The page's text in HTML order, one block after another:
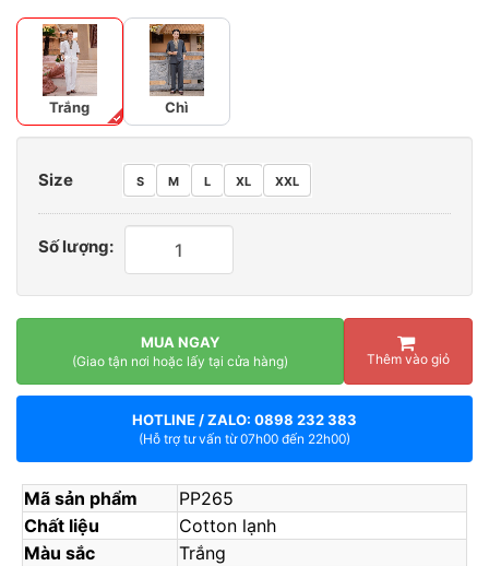
Trắng Chì
Size S M L XL XXL
Số lượng:
MUA NGAY
(Giao tận nơi hoặc lấy tại cửa hàng) Thêm vào giỏ
HOTLINE / ZALO: 0898 232 383
(Hỗ trợ tư vấn từ 07h00 đến 22h00)
Mã sản phẩm
PP265
Chất liệu
Cotton lạnh
Màu sắc
Trắng